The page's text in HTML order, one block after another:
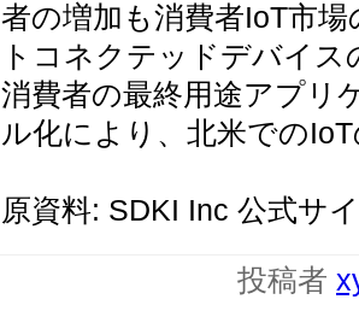
者の増加も消費者IoT市
トコネクテッドデバイ
消費者の最終用途アプリ
ル化により、北米での
原資料: SDKI Inc 公式サ
投稿者